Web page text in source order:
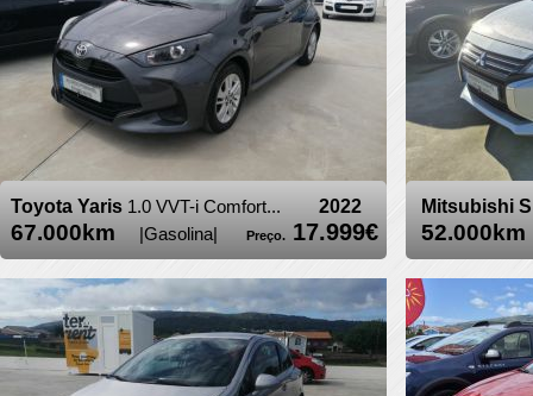
Mitsubishi
Toyota Yaris 1.0 VVT-i Comfort... 2022
67.000km |Gasolina| Preço. 17.999€